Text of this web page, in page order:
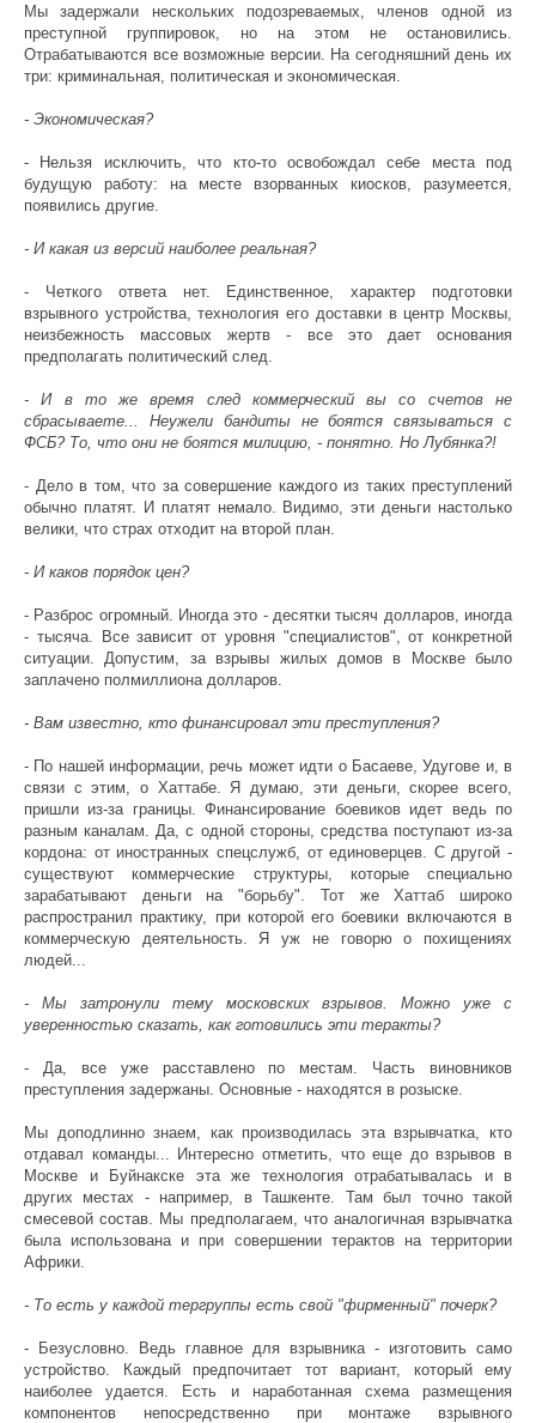
Мы задержали нескольких подозреваемых, членов одной из
преступной группировок, но на этом не остановились.
Отрабатываются все возможные версии. На сегодняшний день их
три: криминальная, политическая и экономическая.
- Экономическая?
- Нельзя исключить, что кто-то освобождал себе места под
будущую работу: на месте взорванных киосков, разумеется,
появились другие.
- И какая из версий наиболее реальная?
- Четкого ответа нет. Единственное, характер подготовки
взрывного устройства, технология его доставки в центр Москвы,
неизбежность массовых жертв - все это дает основания
предполагать политический след.
- И в то же время след коммерческий вы со счетов не
сбрасываете... Неужели бандиты не боятся связываться с
ФСБ? То, что они не боятся милицию, - понятно. Но Лубянка?!
- Дело в том, что за совершение каждого из таких преступлений
обычно платят. И платят немало. Видимо, эти деньги настолько
велики, что страх отходит на второй план.
- И каков порядок цен?
- Разброс огромный. Иногда это - десятки тысяч долларов, иногда
- тысяча. Все зависит от уровня "специалистов", от конкретной
ситуации. Допустим, за взрывы жилых домов в Москве было
заплачено полмиллиона долларов.
- Вам известно, кто финансировал эти преступления?
- По нашей информации, речь может идти о Басаеве, Удугове и, в
связи с этим, о Хаттабе. Я думаю, эти деньги, скорее всего,
пришли из-за границы. Финансирование боевиков идет ведь по
разным каналам. Да, с одной стороны, средства поступают из-за
кордона: от иностранных спецслужб, от единоверцев. С другой -
существуют коммерческие структуры, которые специально
зарабатывают деньги на "борьбу". Тот же Хаттаб широко
распространил практику, при которой его боевики включаются в
коммерческую деятельность. Я уж не говорю о похищениях
людей...
- Мы затронули тему московских взрывов. Можно уже с
уверенностью сказать, как готовились эти теракты?
- Да, все уже расставлено по местам. Часть виновников
преступления задержаны. Основные - находятся в розыске.
Мы доподлинно знаем, как производилась эта взрывчатка, кто
отдавал команды... Интересно отметить, что еще до взрывов в
Москве и Буйнакске эта же технология отрабатывалась и в
других местах - например, в Ташкенте. Там был точно такой
смесевой состав. Мы предполагаем, что аналогичная взрывчатка
была использована и при совершении терактов на территории
Африки.
- То есть у каждой тергруппы есть свой "фирменный" почерк?
- Безусловно. Ведь главное для взрывника - изготовить само
устройство. Каждый предпочитает тот вариант, который ему
наиболее удается. Есть и наработанная схема размещения
компонентов непосредственно при монтаже взрывного